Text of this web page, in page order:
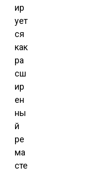
ир
ует
ся
как
ра
сш
ир
ен
ны
й
ре
ма
сте